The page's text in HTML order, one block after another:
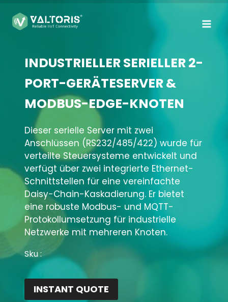
Inhalt
springen
INDUSTRIELLER SERIELLER 2-
PORT-GERÄTESERVER &
MODBUS-EDGE-KNOTEN
Dieser serielle Server mit zwei
Anschlüssen (RS232/485/422) wurde für
verteilte Steuersysteme entwickelt und
verfügt über zwei integrierte Ethernet-
Schnittstellen für eine vereinfachte
Daisy-Chain-Kaskadierung. Er bietet
eine robuste Modbus- und MQTT-
Protokollumsetzung für industrielle
Netzwerke mit mehreren Knoten.
Sku :
INSTANT QUOTE